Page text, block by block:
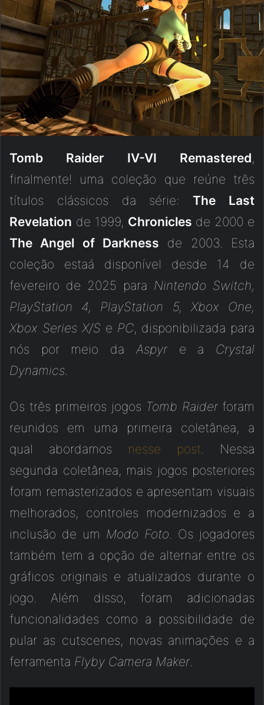
Tomb Raider IV-VI Remastered,
finalmente! uma coleção que reúne três
títulos clássicos da série:The Last
Revelation de 1999, Chronicles de 2000 e
The Angel of Darkness de 2003. Esta
coleção estaá disponível desde 14 de
fevereiro de 2025 para Nintendo Switch,
PlayStation 4, PlayStation 5, Xbox One,
Xbox Series X/S e PC, disponibilizada para
nós por meio da Aspyr e a Crystal
Dynamics.
Os três primeiros jogos Tomb Raiderforam
reunidos em uma primeira coletânea, a
qual abordamos nesse post. Nessa
segunda coletânea, mais jogos posteriores
foram remasterizados e apresentam visuais
melhorados, controles modernizados e a
inclusão de um Modo Foto. Os jogadores
também tem a opção de alternar entre os
gráficos originais e atualizados durante o
jogo. Além disso, foram adicionadas
funcionalidades como a possibilidade de
pular as cutscenes, novas animações e a
ferramenta Flyby Camera Maker.